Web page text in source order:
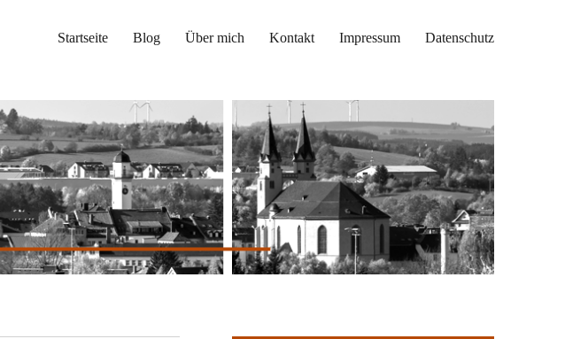
Startseite Blog Über mich Kontakt Impressum Datenschutz